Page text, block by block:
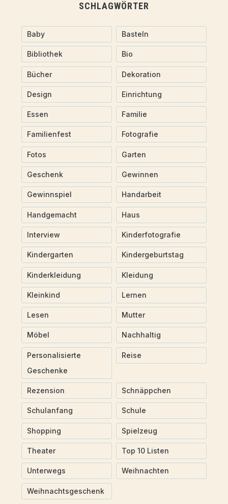
SCHLAGWÖRTER
Baby Basteln
Bibliothek Bio
Bücher Dekoration
Design Einrichtung
Essen Familie
Familienfest Fotografie
Fotos Garten
Geschenk Gewinnen
Gewinnspiel Handarbeit
Handgemacht Haus
Interview Kinderfotografie
Kindergarten Kindergeburtstag
Kinderkleidung Kleidung
Kleinkind Lernen
Lesen Mutter
Möbel Nachhaltig
Personalisierte
Geschenke
Reise
Rezension Schnäppchen
Schulanfang Schule
Shopping Spielzeug
Theater Top 10 Listen
Unterwegs Weihnachten
Weihnachtsgeschenk